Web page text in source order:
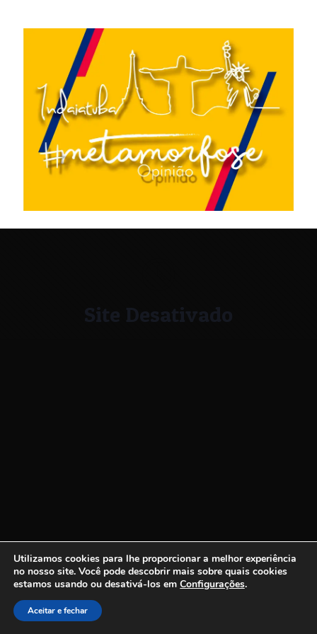
Site Desativado
Utilizamos cookies para lhe proporcionar a melhor experiência
no nosso site. Você pode descobrir mais sobre quais cookies
estamos usando ou desativá-los em Configurações.
Aceitar e fechar